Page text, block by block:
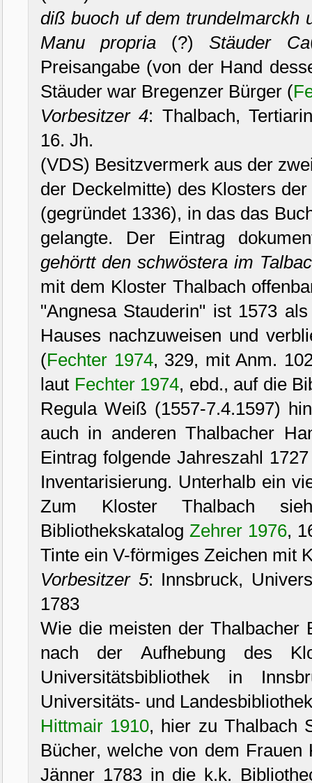
diß buoch uf dem trundelmarckh
Manu propria (?)Stäuder Ca
Preisangabe (von der Hand
Stäuder war Bregenzer Bürger (
Vorbesitzer 4: Thalbach,
16. Jh.
(VDS) Besitzvermerk aus der
der Deckelmitte) des Klosters
(gegründet 1336), in das das
gelangte. Der Eintrag
gehörtt den schwöstera im
mit dem Kloster Thalbach
"Angnesa Stauderin" ist 1573
Hauses nachzuweisen und
(Fechter 1974, 329, mit Anm.
laut Fechter 1974, ebd., auf die
Regula Weiß (1557-7.4.1597)
auch in anderen Thalbacher
Eintrag folgende Jahreszahl
Inventarisierung. Unterhalb ein
Zum Kloster Thalbach
Bibliothekskatalog Zehrer 1976,
Tinte ein V-förmiges Zeichen mit
Vorbesitzer 5: Innsbruck,
1783
Wie die meisten der Thalbacher
nach der Aufhebung des
Universitätsbibliothek in
Universitäts- und
Hittmair 1910, hier zu Thalbach
Bücher, welche von dem
Jänner 1783 in die k.k.